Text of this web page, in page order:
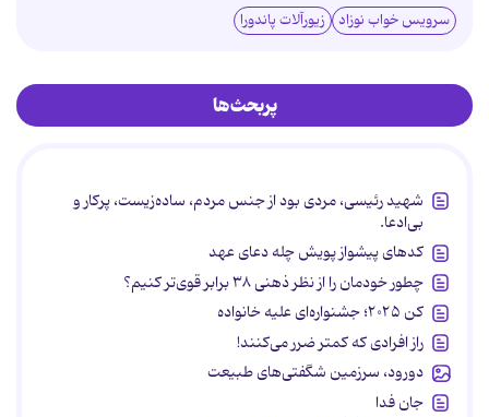
سرویس خواب نوزاد زیورآلات پاندورا
پربحث‌ها
شهید رئیسی، مردی بود از جنس مردم، ساده‌زیست، پرکار و
بی‌ادعا.
کدهای پیشواز پویش چله دعای عهد
چطور خودمان را از نظر ذهنی ۳۸ برابر قوی‌تر کنیم؟
کن ۲۰۲۵؛ جشنواره‌ای علیه خانواده
راز افرادی که کمتر ضرر می‌کنند!
دورود، سرزمین شگفتی‌های طبیعت
جان فدا